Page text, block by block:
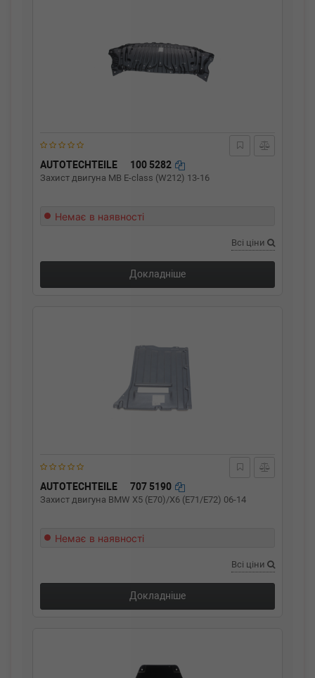
AUTOTECHTEILE 100 5282
Захист двигуна MB E-class (W212) 13-16
Немає в наявності
Всі ціни
Докладніше
AUTOTECHTEILE 707 5190
Захист двигуна BMW X5 (E70)/X6 (E71/E72) 06-14
Немає в наявності
Всі ціни
Докладніше